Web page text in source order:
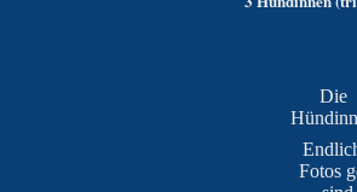
Die
Fotos